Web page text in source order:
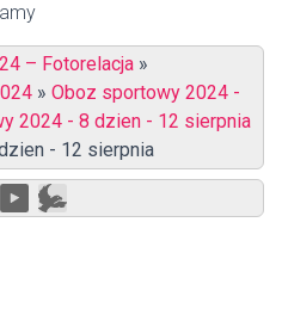
– Fotorelacja »
» Oboz sportowy 2024 -
2024 - 8 dzien - 12 sierpnia
- 12 sierpnia